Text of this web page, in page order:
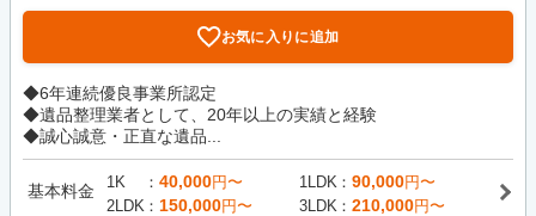
お気に入りに追加
◆6年連続優良事業所認定
◆遺品整理業者として、20年以上の実績と経験
◆誠心誠意・正直な遺品...
基本料金 1K 40,000円〜 1LDK 90,000円〜
2LDK
150,000円〜 3LDK 210,000円〜